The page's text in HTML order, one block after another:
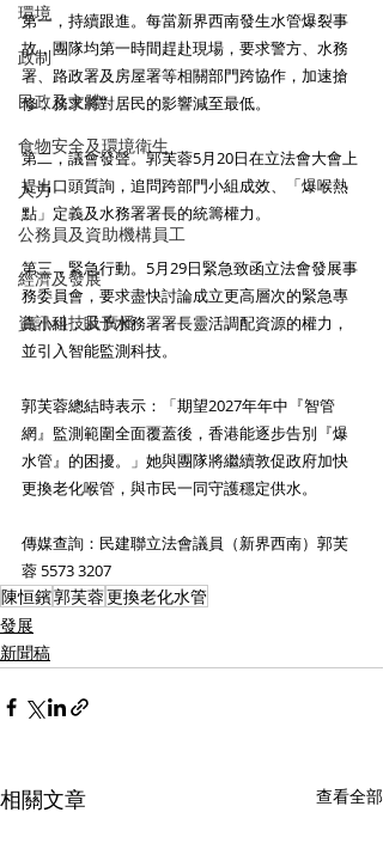
環境
政制
民政及文體
食物安全及環境衛生
人力
公務員及資助機構員工
經濟及發展
資訊科技及廣播
第一，持續跟進。每當新界西南發生水管爆裂事
故，團隊均第一時間趕赴現場，要求警方、水務
署、路政署及房屋署等相關部門跨協作，加速搶
修，務求將對居民的影響減至最低。
第二，議會發聲。郭芙蓉5月20日在立法會大會上
提出口頭質詢，追問跨部門小組成效、「爆喉熱
點」定義及水務署署長的統籌權力。
第三，緊急行動。5月29日緊急致函立法會發展事
務委員會，要求盡快討論成立更高層次的緊急專
責小組，賦予水務署署長靈活調配資源的權力，
並引入智能監測科技。
郭芙蓉總結時表示：「期望2027年年中『智管
網』監測範圍全面覆蓋後，香港能逐步告別『爆
水管』的困擾。」她與團隊將繼續敦促政府加快
更換老化喉管，與市民一同守護穩定供水。
傳媒查詢：民建聯立法會議員（新界西南）郭芙
蓉 5573 3207
陳恒鑌郭芙蓉更換老化水管
發展
新聞稿
相關文章 查看全部